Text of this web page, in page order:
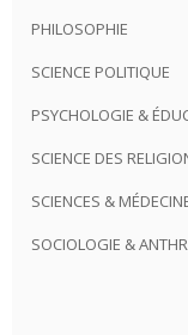
PHILOSOPHIE
SCIENCE POLITIQUE
PSYCHOLOGIE &
SCIENCE DES
SCIENCES &
SOCIOLOGIE &